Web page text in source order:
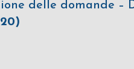
delle domande –